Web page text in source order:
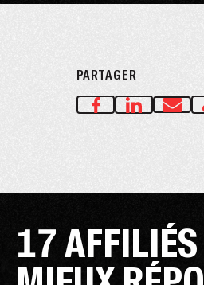
PARTAGER
17 AFFILIÉS